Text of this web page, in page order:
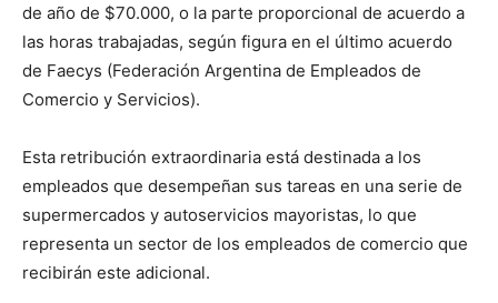
de año de $70.000, o la parte proporcional de acuerdo a
las horas trabajadas, según figura en el último acuerdo
de Faecys (Federación Argentina de Empleados de
Comercio y Servicios).
Esta retribución extraordinaria está destinada a los
empleados que desempeñan sus tareas en una serie de
supermercados y autoservicios mayoristas, lo que
representa un sector de los empleados de comercio que
recibirán este adicional.